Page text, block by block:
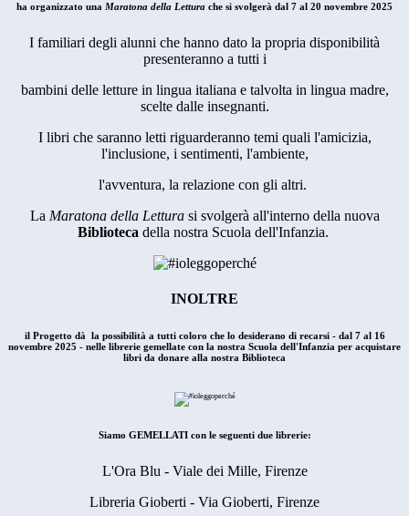
ha organizzato una Maratona della Lettura che si svolgerà dal 7 al 20 novembre 2025
I familiari degli alunni che hanno dato la propria disponibilità
presenteranno a tutti i
bambini delle letture in lingua italiana e talvolta in lingua madre,
scelte dalle insegnanti.
I libri che saranno letti riguarderanno temi quali l'amicizia,
l'inclusione, i sentimenti, l'ambiente,
l'avventura, la relazione con gli altri.
La Maratona della Letturasi svolgerà all'interno della nuova
Biblioteca della nostra Scuola dell'Infanzia.
INOLTRE
il Progetto dà la possibilità a tutti coloro che lo desiderano di recarsi - dal 7 al 16
novembre 2025 - nelle librerie gemellate con la nostra Scuola dell'Infanzia per acquistare
libri da donare alla nostra Biblioteca
Siamo GEMELLATI con le seguenti due librerie:
L'Ora Blu - Viale dei Mille, Firenze
Libreria Gioberti - Via Gioberti, Firenze